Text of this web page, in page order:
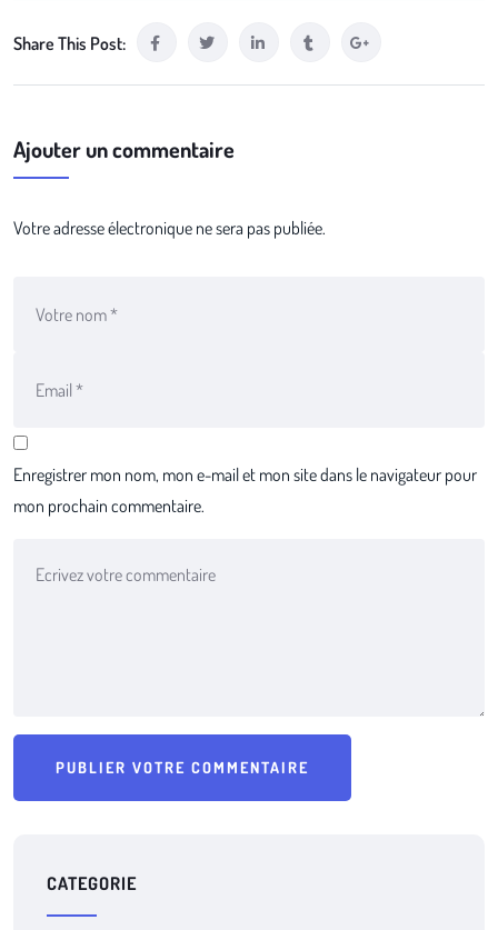
Share This Post:
Ajouter un commentaire
Votre adresse électronique ne sera pas publiée.
Enregistrer mon nom, mon e-mail et mon site dans le navigateur pour
mon prochain commentaire.
CATEGORIE